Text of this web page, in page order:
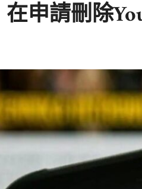
申請刪除